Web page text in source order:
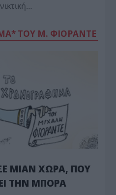
ΤΟΥ Μ. ΦΙΟΡΆΝΤΕ
ΜΙΑΝ ΧΩΡΑ, ΠΟΥ
ΤΗΝ ΜΠΟΡΑ